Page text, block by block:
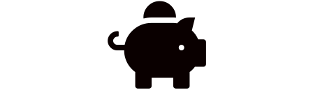
